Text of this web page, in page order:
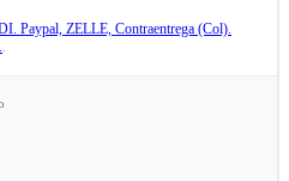
Paypal, ZELLE, Contraentrega (Col).
.